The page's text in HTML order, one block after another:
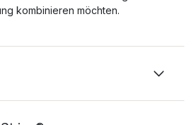
kombinieren möchten.